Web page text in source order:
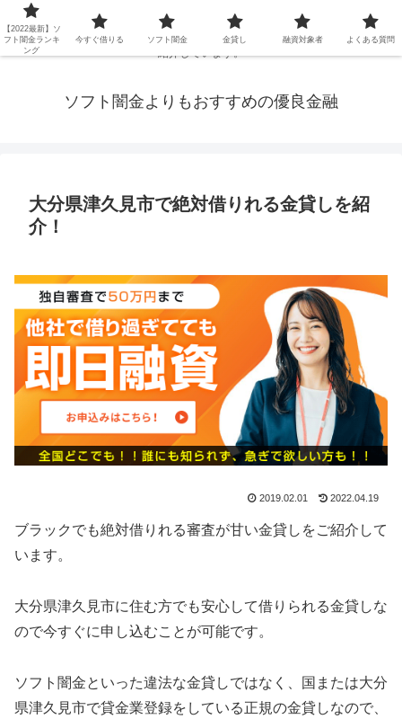
延滞ブラックや年金・生活保護・主婦・パート・派遣など消費者金融でお金を
借りられないブラックの方でも、即日融資で借りられる審査が甘い優良街金を
紹介しています。
ソフト闇金よりもおすすめの優良金融
大分県津久見市で絶対借りれる金貸しを紹
介！
2019.02.01 2022.04.19
ブラックでも絶対借りれる審査が甘い金貸しをご紹介して
います。
大分県津久見市に住む方でも安心して借りられる金貸しな
ので今すぐに申し込むことが可能です。
ソフト闇金といった違法な金貸しではなく、国または大分
県津久見市で貸金業登録をしている正規の金貸しなので、
【2022最新】ソ
フト闇金ランキ
ング
今すぐ借りる ソフト闇金 金貸し 融資対象者 よくある質問